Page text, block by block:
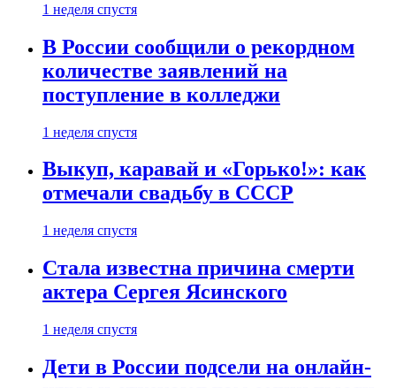
1 неделя спустя
В России сообщили о рекордном
количестве заявлений на
поступление в колледжи
1 неделя спустя
Выкуп, каравай и «Горько!»: как
отмечали свадьбу в СССР
1 неделя спустя
Стала известна причина смерти
актера Сергея Ясинского
1 неделя спустя
Дети в России подсели на онлайн-